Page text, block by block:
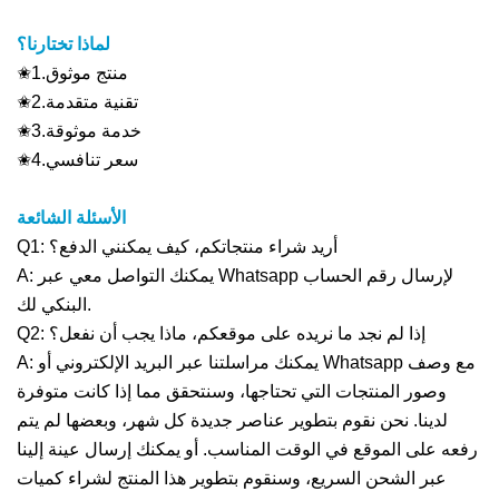
لماذا تختارنا؟
✬1.منتج موثوق
✬2.تقنية متقدمة
✬3.خدمة موثوقة
✬4.سعر تنافسي
الأسئلة الشائعة
Q1: أريد شراء منتجاتكم، كيف يمكنني الدفع؟
A: يمكنك التواصل معي عبر Whatsapp لإرسال رقم الحساب
البنكي لك.
Q2: إذا لم نجد ما نريده على موقعكم، ماذا يجب أن نفعل؟
A: يمكنك مراسلتنا عبر البريد الإلكتروني أو Whatsapp مع وصف
وصور المنتجات التي تحتاجها، وسنتحقق مما إذا كانت متوفرة
لدينا. نحن نقوم بتطوير عناصر جديدة كل شهر، وبعضها لم يتم
رفعه على الموقع في الوقت المناسب. أو يمكنك إرسال عينة إلينا
عبر الشحن السريع، وسنقوم بتطوير هذا المنتج لشراء كميات